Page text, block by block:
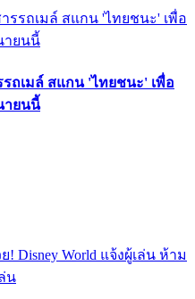
ถเมล์ สแกน 'ไทยชนะ' เพื่อ
ายนนี้